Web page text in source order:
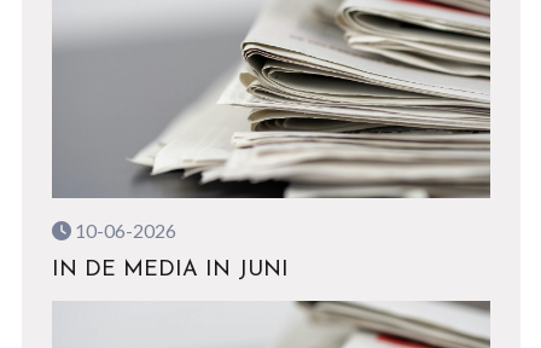
10-06-2026
IN DE MEDIA IN JUNI